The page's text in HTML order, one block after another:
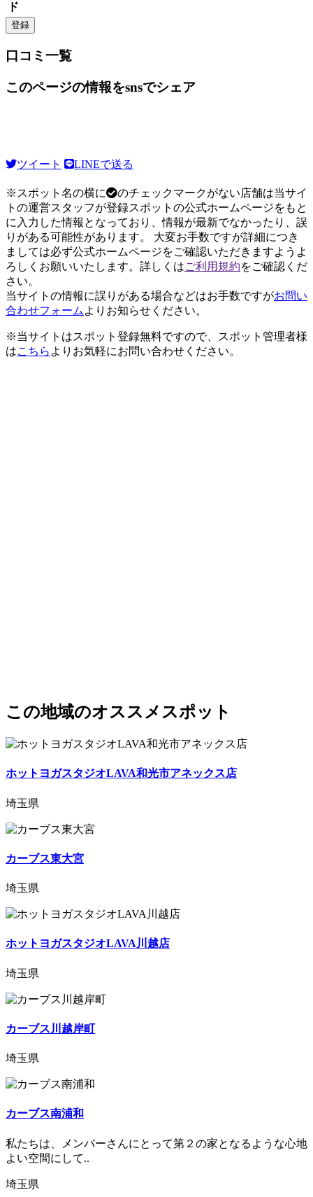
ド
口コミ一覧
このページの情報をsnsでシェア
ツイート LINEで送る
※スポット名の横に
のチェックマークがない店舗は当サイ
トの運営スタッフが登録スポットの公式ホームページをもと
に入力した情報となっており、情報が最新でなかったり、誤
りがある可能性があります。 大変お手数ですが詳細につき
ましては必ず公式ホームページをご確認いただきますようよ
ろしくお願いいたします。詳しくはご利用規約をご確認くだ
さい。
当サイトの情報に誤りがある場合などはお手数ですがお問い
合わせフォーム よりお知らせください。
※当サイトはスポット登録無料ですので、スポット管理者様
はこちら よりお気軽にお問い合わせください。
この地域のオススメスポット
ホットヨガスタジオLAVA和光市アネックス店
埼玉県
カーブス東大宮
埼玉県
ホットヨガスタジオLAVA川越店
埼玉県
カーブス川越岸町
埼玉県
カーブス南浦和
私たちは、メンバーさんにとって第２の家となるような心地
よい空間にして..
埼玉県